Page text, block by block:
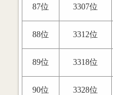
87位 3307位
88位 3312位
89位 3318位
90位 3328位